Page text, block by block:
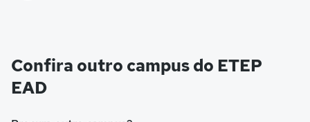
Confira outro campus do ETEP
EAD